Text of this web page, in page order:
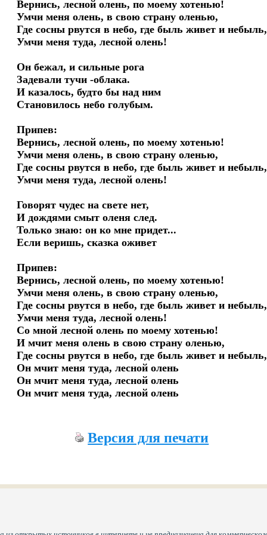
Вернись, лесной олень, по моему хотенью!
Умчи меня олень, в свою страну оленью,
Где сосны рвутся в небо, где быль живет и небыль,
Умчи меня туда, лесной олень!
Он бежал, и сильные рога
Задевали тучи -облака.
И казалось, будто бы над ним
Становилось небо голубым.
Припев:
Вернись, лесной олень, по моему хотенью!
Умчи меня олень, в свою страну оленью,
Где сосны рвутся в небо, где быль живет и небыль,
Умчи меня туда, лесной олень!
Говорят чудес на свете нет,
И дождями смыт оленя след.
Только знаю: он ко мне придет...
Если веришь, сказка оживет
Припев:
Вернись, лесной олень, по моему хотенью!
Умчи меня олень, в свою страну оленью,
Где сосны рвутся в небо, где быль живет и небыль,
Умчи меня туда, лесной олень!
Со мной лесной олень по моему хотенью!
И мчит меня олень в свою страну оленью,
Где сосны рвутся в небо, где быль живет и небыль,
Он мчит меня туда, лесной олень
Он мчит меня туда, лесной олень
Он мчит меня туда, лесной олень
Версия для печати